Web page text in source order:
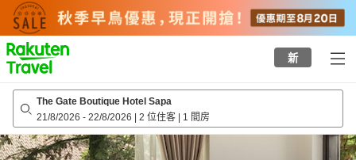
to
top
page
新
The Gate Boutique Hotel Sapa
21/8/2026 - 22/8/2026 | 2 位住客 | 1 間房